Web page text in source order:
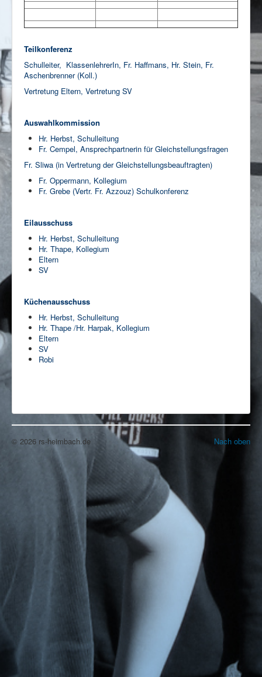
Teilkonferenz
Schulleiter, KlassenlehrerIn, Fr. Haffmans, Hr. Stein, Fr.
Aschenbrenner (Koll.)
Vertretung Eltern, Vertretung SV
Auswahlkommission
Hr. Herbst, Schulleitung
Fr. Cempel, Ansprechpartnerin für Gleichstellungsfragen
Fr. Sliwa (in Vertretung der Gleichstellungsbeauftragten)
Fr. Oppermann, Kollegium
Fr. Grebe (Vertr. Fr. Azzouz) Schulkonferenz
Eilausschuss
Hr. Herbst, Schulleitung
Hr. Thape, Kollegium
Eltern
SV
Küchenausschuss
Hr. Herbst, Schulleitung
Hr. Thape /Hr. Harpak, Kollegium
Eltern
SV
Robi
Nach oben
© 2026 rs-heimbach.de